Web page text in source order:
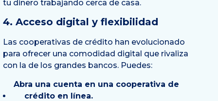
tu dinero trabajando cerca de casa.
4. Acceso digital y flexibilidad
Las cooperativas de crédito han evolucionado
para ofrecer una comodidad digital que rivaliza
con la de los grandes bancos. Puedes:
Abra una cuenta en una cooperativa de
crédito en línea.